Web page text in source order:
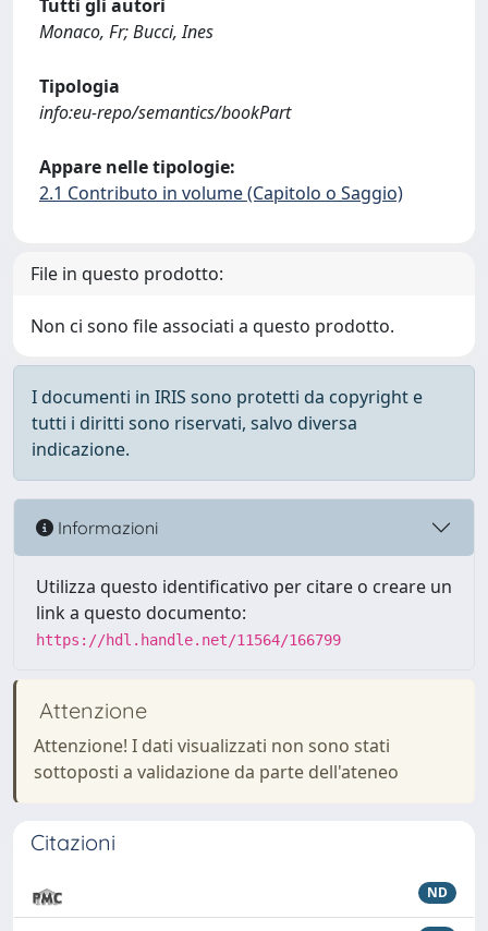
Tutti gli autori
Monaco, Fr; Bucci, Ines
Tipologia
info:eu-repo/semantics/bookPart
Appare nelle tipologie:
2.1 Contributo in volume (Capitolo o Saggio)
File in questo prodotto:
Non ci sono file associati a questo prodotto.
I documenti in IRIS sono protetti da copyright e
tutti i diritti sono riservati, salvo diversa
indicazione.
Informazioni
Utilizza questo identificativo per citare o creare un
link a questo documento:
https://hdl.handle.net/11564/166799
Attenzione
Attenzione! I dati visualizzati non sono stati
sottoposti a validazione da parte dell'ateneo
Citazioni
ND